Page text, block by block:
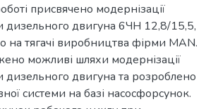
присвячено модернізації
дизельного двигуна 6ЧН 12,8/15,5,
на тягачі виробництва фірми MAN.
можливі шляхи модернізації
дизельного двигуна та розроблено
системи на базі насосфорсунок.